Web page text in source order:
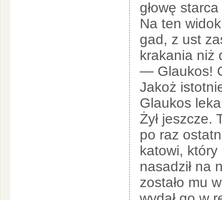
głowę
Na ten
gad, z ust
krakania niż
— Glaukos!
Jakoż
Glaukos
Żył jeszcze.
po raz
katowi, który
nasadził na
zostało mu